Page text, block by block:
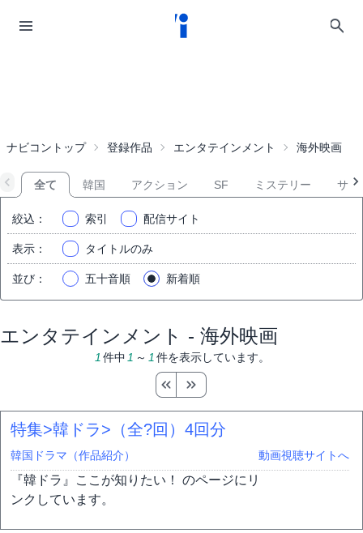
ナビコントップ 登録作品 エンタテインメント 海外映画
全て 韓国 アクション SF ミステリー サス
絞込 ： 索引 配信サイト
表示 ： タイトルのみ
並び ： 五十音順 新着順
エンタテインメント - 海外映画
1 件中 1 ～ 1 件を表示しています。
特集>韓ドラ>（全?回） 4回分
韓国ドラマ（作品紹介） 動画視聴サイトへ
『韓ドラ』ここが知りたい！ のページにリ
ンクしています。